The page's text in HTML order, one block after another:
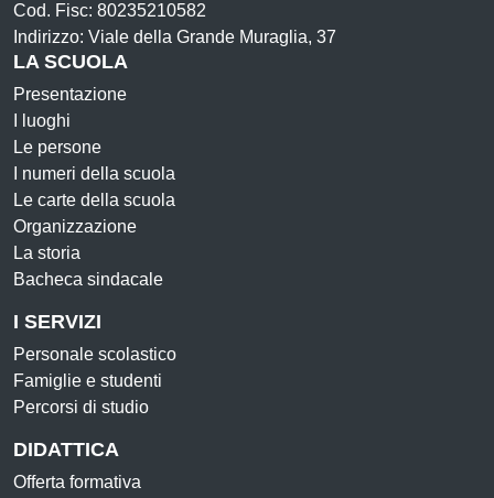
Cod. Fisc: 80235210582
Indirizzo: Viale della Grande Muraglia, 37
LA SCUOLA
Presentazione
I luoghi
Le persone
I numeri della scuola
Le carte della scuola
Organizzazione
La storia
Bacheca sindacale
I SERVIZI
Personale scolastico
Famiglie e studenti
Percorsi di studio
DIDATTICA
Offerta formativa